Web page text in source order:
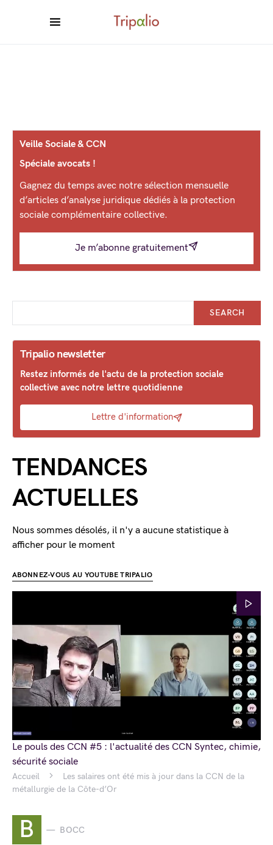
Accueil
Les salaires ont été mis à jour dans la CCN de la
métallurgie de la Côte-d’Or
B BOCC
Veille Sociale & CCN
Spéciale avocats !
Gagnez du temps avec notre sélection mensuelle
d’articles d’analyse juridique dédiés à la protection
sociale complémentaire collective.
Je m’abonne gratuitement
SEARCH
Tripalio newsletter
Restez informés de l'actu de la protection sociale
collective avec notre lettre quotidienne
Lettre d'information
TENDANCES
ACTUELLES
Nous sommes désolés, il n'y a aucune statistique à
afficher pour le moment
ABONNEZ-VOUS AU YOUTUBE TRIPALIO
Le pouls des CCN #5 : l'actualité des CCN Syntec, chimie,
sécurité sociale